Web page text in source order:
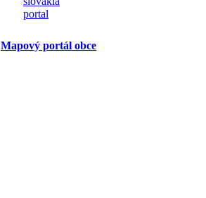
Mapový portál obce